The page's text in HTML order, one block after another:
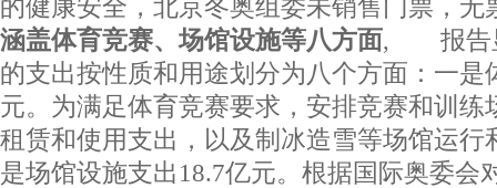
的健康安全，北京冬奥组委未销售门票，无
涵盖体育竞赛、场馆设施等八方面, 报告显
的支出按性质和用途划分为八个方面：一是
元。为满足体育竞赛要求，安排竞赛和训练
租赁和使用支出，以及制冰造雪等场馆
是场馆设施支出18.7亿元。根据国际奥委会